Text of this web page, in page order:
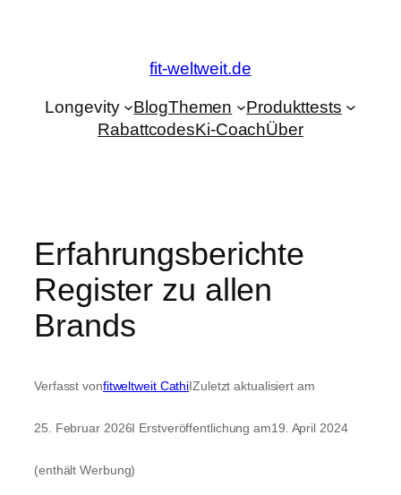
fit-weltweit.de
Longevity BlogThemen
Produkttests
RabattcodesKi-CoachÜber
Erfahrungsberichte
Register zu allen
Brands
Verfasst vonfitweltweit CathiIZuletzt aktualisiert am
25. Februar 2026I Erstveröffentlichung am19. April 2024
(enthält Werbung)